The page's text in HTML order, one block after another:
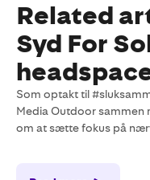
Related
Syd For
Som optakt til
Media Outdoor sammen
om at sætte fokus på